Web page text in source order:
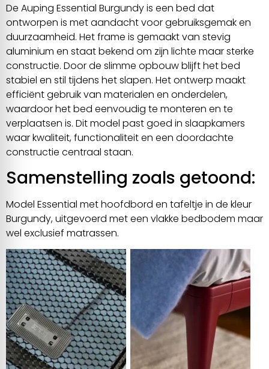
De Auping Essential Burgundy is een bed dat
ontworpen is met aandacht voor gebruiksgemak en
duurzaamheid. Het frame is gemaakt van stevig
aluminium en staat bekend om zijn lichte maar sterke
constructie. Door de slimme opbouw blijft het bed
stabiel en stil tijdens het slapen. Het ontwerp maakt
efficiënt gebruik van materialen en onderdelen,
waardoor het bed eenvoudig te monteren en te
verplaatsen is. Dit model past goed in slaapkamers
waar kwaliteit, functionaliteit en een doordachte
constructie centraal staan.
Samenstelling zoals getoond:
Model Essential met hoofdbord en tafeltje in de kleur
Burgundy, uitgevoerd met een vlakke bedbodem maar
wel exclusief matrassen.